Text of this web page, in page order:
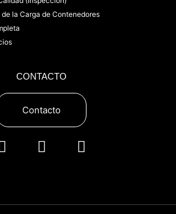
la Carga de Contenedores
CONTACTO
Contacto